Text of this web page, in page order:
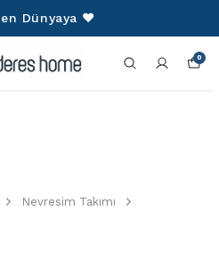
Dünyaya ❤️
0
Nevresim Takımı